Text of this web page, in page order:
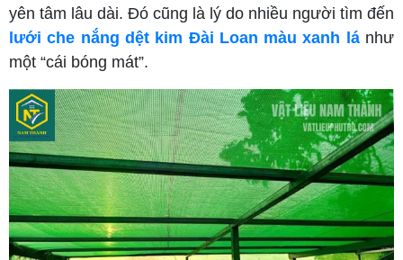
yên tâm lâu dài. Đó cũng là lý do nhiều người tìm đến
lưới che nắng dệt kim Đài Loan màu xanh lánhư
một “cái bóng mát”.